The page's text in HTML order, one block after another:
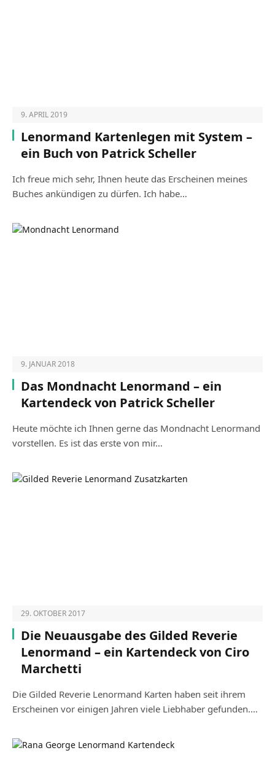
9. APRIL 2019
Lenormand Kartenlegen mit System –
ein Buch von Patrick Scheller
Ich freue mich sehr, Ihnen heute das Erscheinen meines
Buches ankündigen zu dürfen. Ich habe…
9. JANUAR 2018
Das Mondnacht Lenormand – ein
Kartendeck von Patrick Scheller
Heute möchte ich Ihnen gerne das Mondnacht Lenormand
vorstellen. Es ist das erste von mir…
29. OKTOBER 2017
Die Neuausgabe des Gilded Reverie
Lenormand – ein Kartendeck von Ciro
Marchetti
Die Gilded Reverie Lenormand Karten haben seit ihrem
Erscheinen vor einigen Jahren viele Liebhaber gefunden.…